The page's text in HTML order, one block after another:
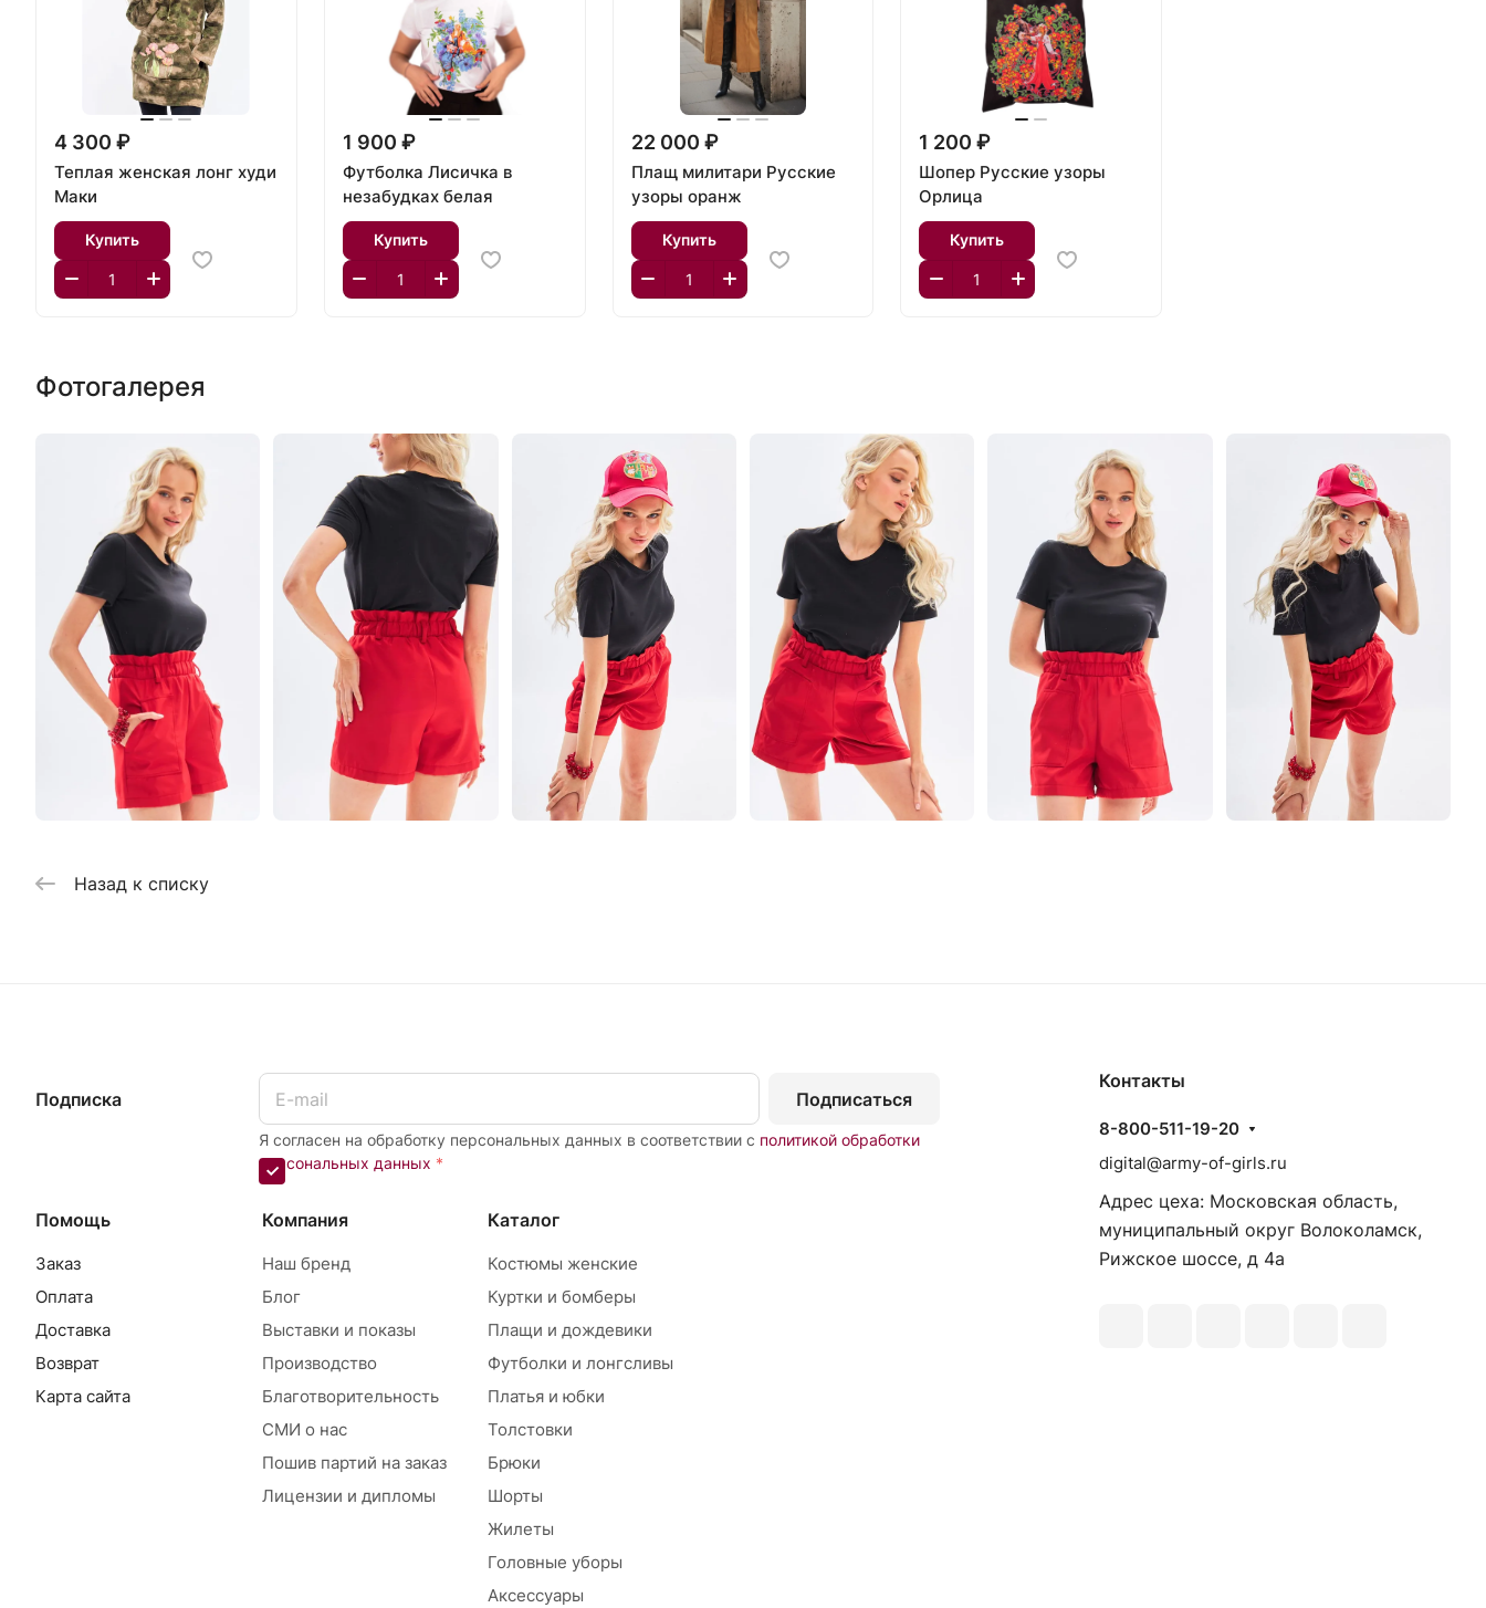
4 300 ₽
Теплая женская лонг худи
Маки
Купить
1 900 ₽
Футболка Лисичка в
незабудках белая
Купить
22 000 ₽
Плащ милитари Русские
узоры оранж
Купить
1 200 ₽
Шопер Русские узоры
Орлица
Купить
Фотогалерея
Назад к списку
Подписка
Я согласен на обработку персональных данных в соответствии с политикой обработки
персональных данных *
Подписаться
Помощь
Заказ
Оплата
Доставка
Возврат
Карта сайта
Компания
Наш бренд
Блог
Выставки и показы
Производство
Благотворительность
СМИ о нас
Пошив партий на заказ
Лицензии и дипломы
Каталог
Костюмы женские
Куртки и бомберы
Плащи и дождевики
Футболки и лонгсливы
Платья и юбки
Толстовки
Брюки
Шорты
Жилеты
Головные уборы
Аксессуары
Контакты
8-800-511-19-20
digital@army-of-girls.ru
Адрес цеха: Московская область,
муниципальный округ Волоколамск,
Рижское шоссе, д 4а